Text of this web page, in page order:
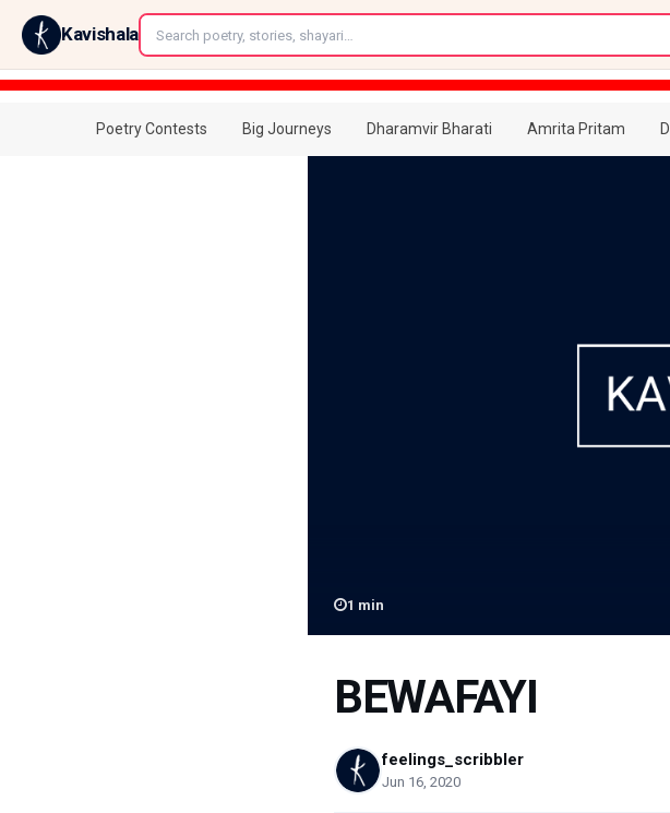
Kavishala
Poetry Contests Big Journeys Dharamvir Bharati Amrita Pritam
1 min
BEWAFAYI
feelings_scribbler
Jun 16, 2020